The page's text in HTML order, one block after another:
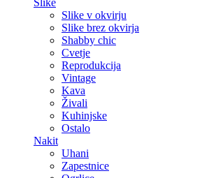
Slike
Slike v okvirju
Slike brez okvirja
Shabby chic
Cvetje
Reprodukcija
Vintage
Kava
Živali
Kuhinjske
Ostalo
Nakit
Uhani
Zapestnice